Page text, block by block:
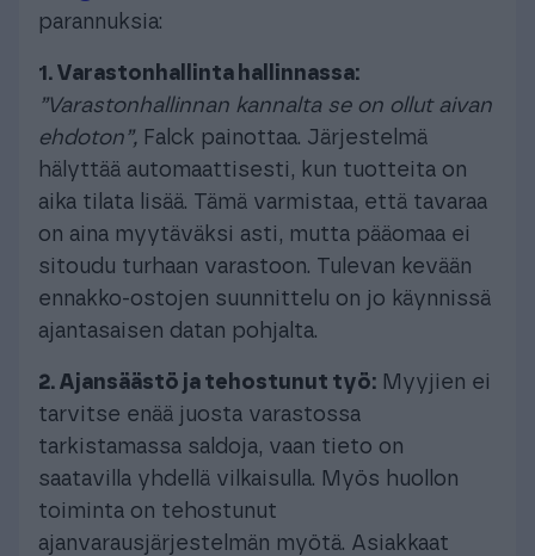
parannuksia:
1. Varastonhallinta hallinnassa:
”Varastonhallinnan kannalta se on ollut aivan
ehdoton”, Falck painottaa. Järjestelmä
hälyttää automaattisesti, kun tuotteita on
aika tilata lisää. Tämä varmistaa, että tavaraa
on aina myytäväksi asti, mutta pääomaa ei
sitoudu turhaan varastoon. Tulevan kevään
ennakko-ostojen suunnittelu on jo käynnissä
ajantasaisen datan pohjalta.
2. Ajansäästö ja tehostunut työ: Myyjien ei
tarvitse enää juosta varastossa
tarkistamassa saldoja, vaan tieto on
saatavilla yhdellä vilkaisulla. Myös huollon
toiminta on tehostunut
ajanvarausjärjestelmän myötä. Asiakkaat